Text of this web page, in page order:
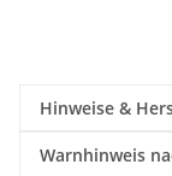
Hinweise &
Warnhinweis